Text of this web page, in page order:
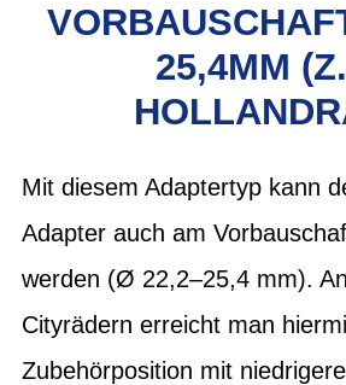
25,4MM
Mit diesem Adaptertyp kann
Adapter auch am
werden (Ø 22,2–25,4 mm).
Cityrädern erreicht man
Zubehörposition mit